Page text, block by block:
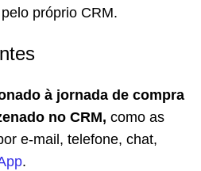
próprio CRM.
à jornada de compra
no CRM, como as
e-mail, telefone, chat,
.